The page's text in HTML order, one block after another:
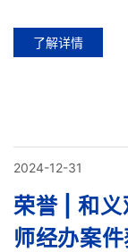
了解详情
2024-12-31
荣誉 | 和义
师经办案